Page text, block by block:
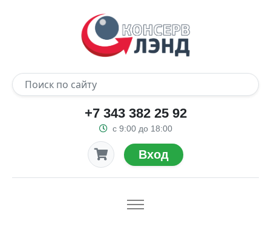
+7 343 382 25 92
с 9:00 до 18:00
Вход